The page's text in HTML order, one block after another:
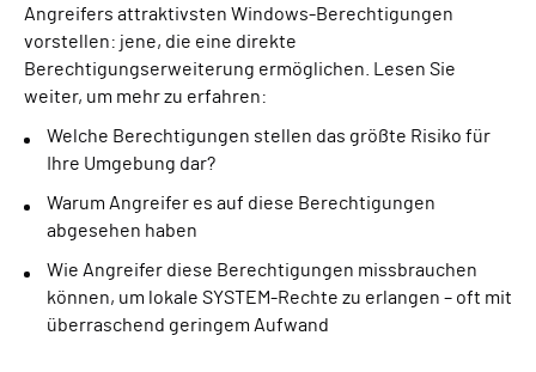
Angreifers attraktivsten Windows-Berechtigungen
vorstellen: jene, die eine direkte
Berechtigungserweiterung ermöglichen. Lesen Sie
weiter, um mehr zu erfahren:
Welche Berechtigungen stellen das größte Risiko für
Ihre Umgebung dar?
Warum Angreifer es auf diese Berechtigungen
abgesehen haben
Wie Angreifer diese Berechtigungen missbrauchen
können, um lokale SYSTEM-Rechte zu erlangen – oft mit
überraschend geringem Aufwand